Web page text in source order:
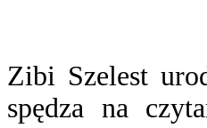
Zibi Szelest
spędza na